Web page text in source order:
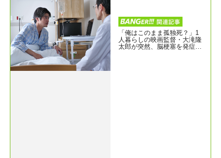
「俺はこのまま孤独死？」1
人暮らしの映画監督・大滝隆
太郎が突然、脳梗塞を発症